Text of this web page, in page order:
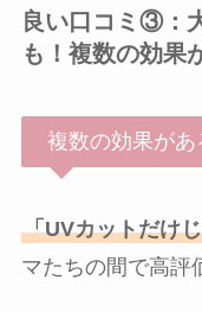
良い口コミ③：
も！複数の効果
複数の効果が
「UVカットだけ
マたちの間で高評